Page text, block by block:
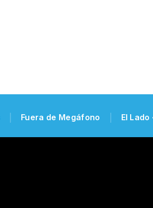
Fuera de Megáfono El Lado